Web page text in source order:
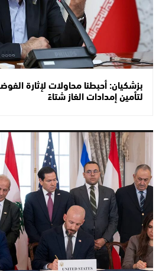
بزشكيان: أحبطنا محاولات لإثارة
لتأمين إمدادات الغاز شتاءً